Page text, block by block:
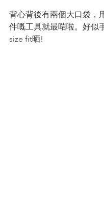
背心背後有兩個大口袋，
件嘅工具就最啱啦。好似
size fit晒!